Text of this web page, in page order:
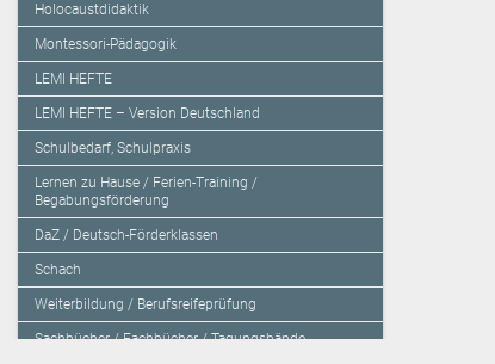
Holocaustdidaktik
Montessori-Pädagogik
LEMI HEFTE
LEMI HEFTE – Version Deutschland
Schulbedarf, Schulpraxis
Lernen zu Hause / Ferien-Training /
Begabungsförderung
DaZ / Deutsch-Förderklassen
Schach
Weiterbildung / Berufsreifeprüfung
Sachbücher / Fachbücher / Tagungsbände